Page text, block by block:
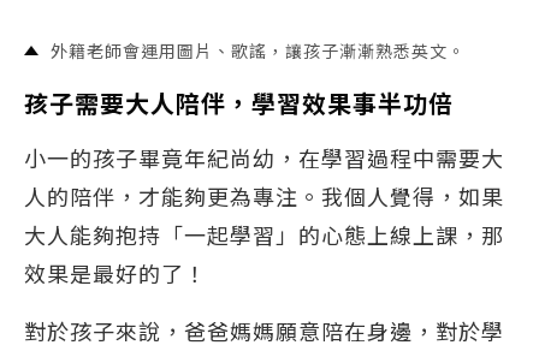
外籍老師會運用圖片、歌謠，讓孩子漸漸熟悉英文。
孩子需要大人陪伴，學習效果事半功倍
小一的孩子畢竟年紀尚幼，在學習過程中需要大
人的陪伴，才能夠更為專注。我個人覺得，如果
大人能夠抱持「一起學習」的心態上線上課，那
效果是最好的了！
對於孩子來說，爸爸媽媽願意陪在身邊，對於學